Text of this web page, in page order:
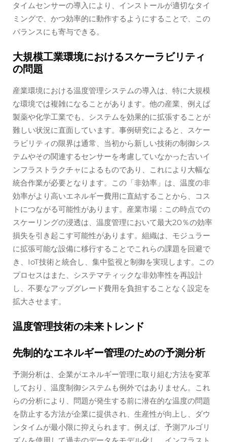
タイムセンサーの導入により、インストールが適切なタイ
ミングで、かつ効率的に動作するようにすることで、この
バランスにも寄与できる。
大規模工業環境におけるスケーラビリティ
の問題
産業環境における温度管理システムの導入は、特に大規模
な環境では複雑になることがあります。他の産業、例えば
製薬や化学工業でも、システムを効果的に拡張することが
難しい状況に直面しています。事例研究によると、スケー
ラビリティの限界は通常、当初から新しい技術の制御シス
テムやその関連するセンサーを考慮していなかった古いイ
ンフラストラクチャによるものであり、これにより大幅な
統合作業が必要となります。この「非効率」は、温度の非
効率がより高いエネルギー費用に直結することから、コス
トにつながる可能性があります。産業市場：この時点での
スケーリングの浸透は、温度管理において最大20％の効率
損失を引き起こす可能性があります。組織は、モジュラー
に拡張可能な設備に移行することでこれらの課題を回避で
き、IoT技術と統合し、集中監視と制御を実現します。この
プロセスはまた、システマティックな非効率性を再設計
し、不要なアップグレード費用を負担することなく設定を
拡大させます。
温度管理技術の未来トレンド
先制的なエネルギー管理のための予測分析
予測分析は、企業がエネルギー管理に取り組む方法を変革
しており、温度制御システムも例外ではありません。これ
らの分析により、問題が発生する前に潜在的な温度の問題
を防止する方法が企業に提供され、生産性が向上し、ダウ
ンタイムが最小限に抑えられます。例えば、予測アルゴリ